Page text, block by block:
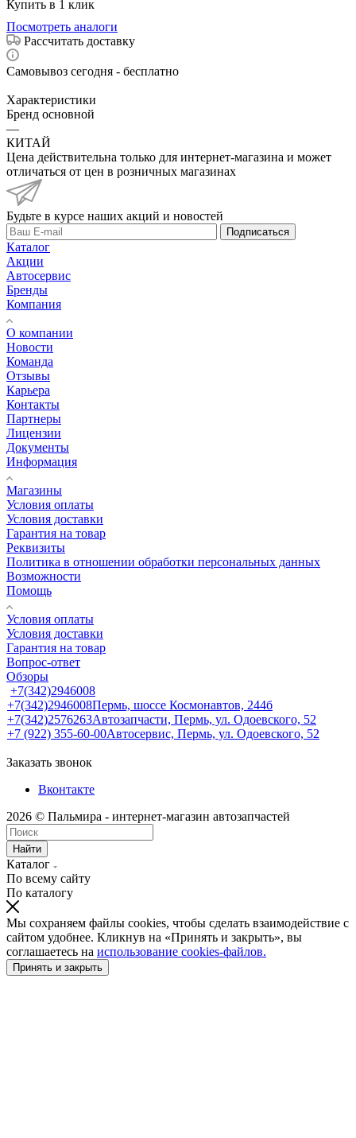
Купить в 1 клик
Посмотреть аналоги
Рассчитать доставку
Самовывоз сегодня - бесплатно
Характеристики
Бренд основной
—
КИТАЙ
Цена действительна только для интернет-магазина и может
отличаться от цен в розничных магазинах
Будьте в курсе наших акций и новостей
Подписаться
Каталог
Акции
Автосервис
Бренды
Компания
О компании
Новости
Команда
Отзывы
Карьера
Контакты
Партнеры
Лицензии
Документы
Информация
Магазины
Условия оплаты
Условия доставки
Гарантия на товар
Реквизиты
Политика в отношении обработки персональных данных
Возможности
Помощь
Условия оплаты
Условия доставки
Гарантия на товар
Вопрос-ответ
Обзоры
+7(342)2946008
+7(342)2946008Пермь, шоссе Космонавтов, 244б
+7(342)2576263Автозапчасти, Пермь, ул. Одоевского, 52
+7 (922) 355-60-00Автосервис, Пермь, ул. Одоевского, 52
Заказать звонок
Вконтакте
2026 © Пальмира - интернет-магазин автозапчастей
Найти
Каталог
По всему сайту
По каталогу
Мы сохраняем файлы cookies, чтобы сделать взаимодействие с
сайтом удобнее. Кликнув на «Принять и закрыть», вы
соглашаетесь на использование cookies-файлов.
Принять и закрыть